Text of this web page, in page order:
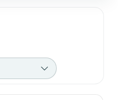
samo u arapskom